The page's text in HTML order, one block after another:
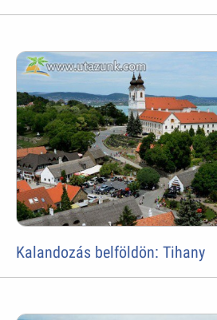
Kalandozás belföldön: Tihany